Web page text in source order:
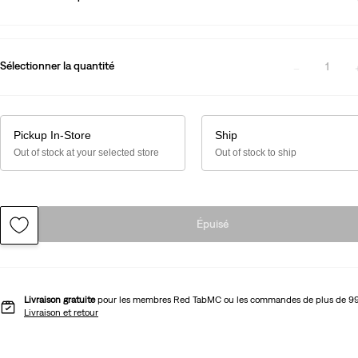
Sélectionner la quantité 1
Pickup In-Store
Out of stock at your selected store
Ship
Out of stock to ship
Épuisé
Livraison gratuitepour les membres Red TabMC ou les commandes de plus de
Livraison et retour